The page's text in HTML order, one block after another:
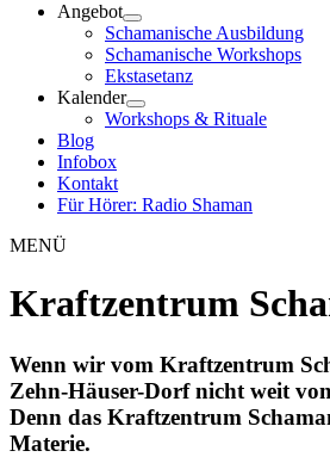
Angebot
Schamanische Ausbildung
Schamanische Workshops
Ekstasetanz
Kalender
Workshops & Rituale
Blog
Infobox
Kontakt
Für Hörer: Radio Shaman
MENÜ
Kraftzentrum
Wenn wir vom Kraftzentrum
Zehn-Häuser-Dorf nicht weit
Denn das Kraftzentrum
Materie.